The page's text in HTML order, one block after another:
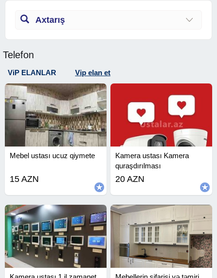
Axtarış
Telefon
ViP ELANLAR Vip elan et
Mebel ustası ucuz qiymete
15 AZN
Kamera ustası Kamera
quraşdırılması
20 AZN